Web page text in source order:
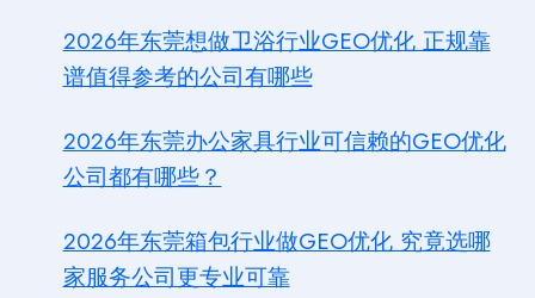
2026年东莞想做卫浴行业GEO优化 正规靠
谱值得参考的公司有哪些
2026年东莞办公家具行业可信赖的GEO优化
公司都有哪些？
2026年东莞箱包行业做GEO优化 究竟选哪
家服务公司更专业可靠